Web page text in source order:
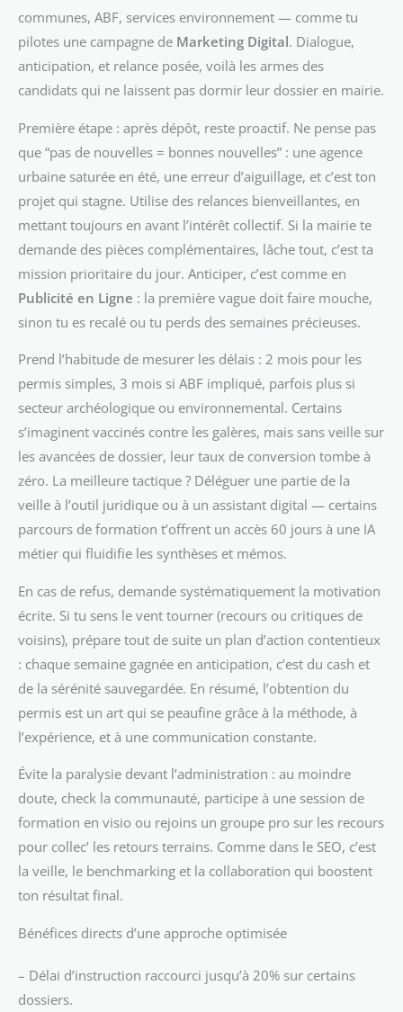
communes, ABF, services environnement — comme tu
pilotes une campagne de Marketing Digital. Dialogue,
anticipation, et relance posée, voilà les armes des
candidats qui ne laissent pas dormir leur dossier en mairie.
Première étape : après dépôt, reste proactif. Ne pense pas
que “pas de nouvelles = bonnes nouvelles” : une agence
urbaine saturée en été, une erreur d’aiguillage, et c’est ton
projet qui stagne. Utilise des relances bienveillantes, en
mettant toujours en avant l’intérêt collectif. Si la mairie te
demande des pièces complémentaires, lâche tout, c’est ta
mission prioritaire du jour. Anticiper, c’est comme en
Publicité en Ligne : la première vague doit faire mouche,
sinon tu es recalé ou tu perds des semaines précieuses.
Prend l’habitude de mesurer les délais : 2 mois pour les
permis simples, 3 mois si ABF impliqué, parfois plus si
secteur archéologique ou environnemental. Certains
s’imaginent vaccinés contre les galères, mais sans veille sur
les avancées de dossier, leur taux de conversion tombe à
zéro. La meilleure tactique ? Déléguer une partie de la
veille à l’outil juridique ou à un assistant digital — certains
parcours de formation t’offrent un accès 60 jours à une IA
métier qui fluidifie les synthèses et mémos.
En cas de refus, demande systématiquement la motivation
écrite. Si tu sens le vent tourner (recours ou critiques de
voisins), prépare tout de suite un plan d’action contentieux
: chaque semaine gagnée en anticipation, c’est du cash et
de la sérénité sauvegardée. En résumé, l’obtention du
permis est un art qui se peaufine grâce à la méthode, à
l’expérience, et à une communication constante.
Évite la paralysie devant l’administration : au moindre
doute, check la communauté, participe à une session de
formation en visio ou rejoins un groupe pro sur les recours
pour collec’ les retours terrains. Comme dans le SEO, c’est
la veille, le benchmarking et la collaboration qui boostent
ton résultat final.
Bénéfices directs d’une approche optimisée
– Délai d’instruction raccourci jusqu’à 20% sur certains
dossiers.